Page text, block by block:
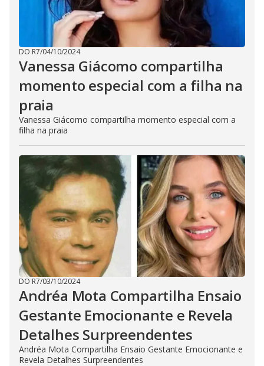
DO R7/04/10/2024
Vanessa Giácomo compartilha
momento especial com a filha na
praia
Vanessa Giácomo compartilha momento especial com a
filha na praia
DO R7/03/10/2024
Andréa Mota Compartilha Ensaio
Gestante Emocionante e Revela
Detalhes Surpreendentes
Andréa Mota Compartilha Ensaio Gestante Emocionante e
Revela Detalhes Surpreendentes